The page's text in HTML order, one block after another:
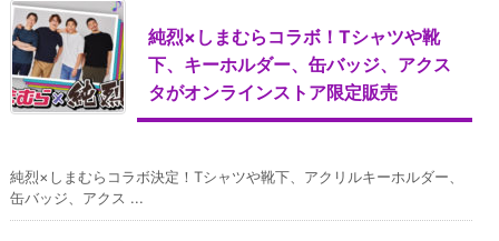
純烈×しまむらコラボ！Tシャツや靴
下、キーホルダー、缶バッジ、アクス
タがオンラインストア限定販売
純烈×しまむらコラボ決定！Tシャツや靴下、アクリルキーホルダー、
缶バッジ、アクス ...